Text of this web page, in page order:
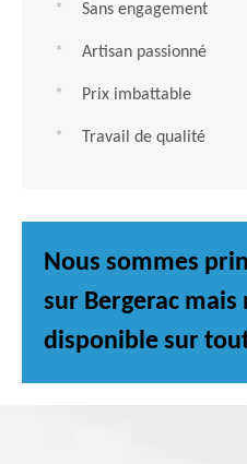
Sans engagement
Artisan passionné
Prix imbattable
Travail de qualité
Nous sommes
sur Bergerac mais
disponible sur